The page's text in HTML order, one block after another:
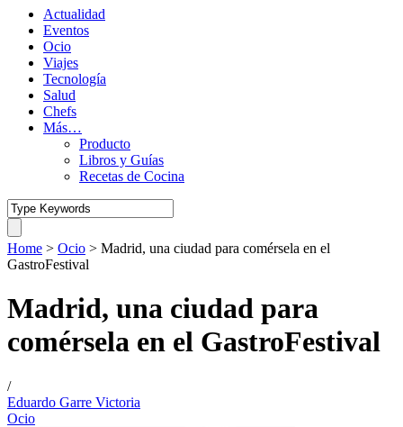
Actualidad
Eventos
Ocio
Viajes
Tecnología
Salud
Chefs
Más…
Producto
Libros y Guías
Recetas de Cocina
Home > Ocio > Madrid, una ciudad para comérsela en el
GastroFestival
Madrid, una ciudad para
comérsela en el GastroFestival
/
Eduardo Garre Victoria
Ocio